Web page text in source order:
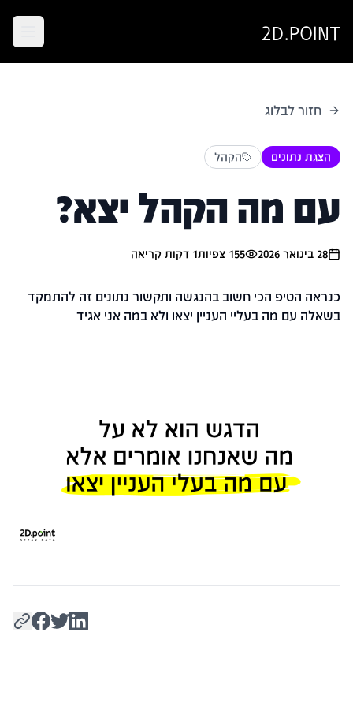
2D.POINT
חזור לבלוג
הצגת נתונים הקהל
עם מה הקהל יצא?
28 בינואר 2026 155 צפיות1 דקות קריאה
כנראה הטיפ הכי חשוב בהנגשה ותקשור נתונים זה להתמקד
בשאלה עם מה בעליי העניין יצאו ולא במה אני אגיד